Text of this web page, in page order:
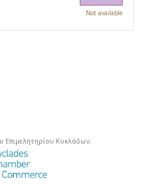
Not available
Επιμελητηρίου Κυκλάδων.